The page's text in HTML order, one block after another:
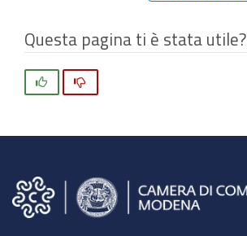
Questa pagina ti è stata utile?